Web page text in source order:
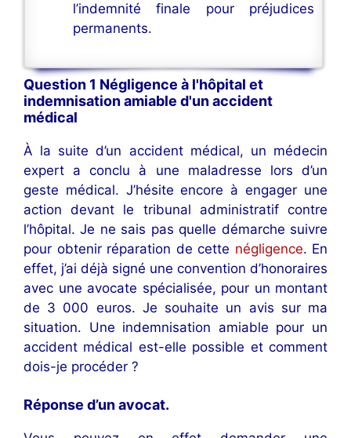
l’indemnité finale pour préjudices
permanents.
Question 1 Négligence à l'hôpital et
indemnisation amiable d'un accident
médical
À la suite d’un accident médical, un médecin
expert a conclu à une maladresse lors d’un
geste médical. J’hésite encore à engager une
action devant le tribunal administratif contre
l’hôpital. Je ne sais pas quelle démarche suivre
pour obtenir réparation de cette négligence. En
effet, j’ai déjà signé une convention d’honoraires
avec une avocate spécialisée, pour un montant
de 3 000 euros. Je souhaite un avis sur ma
situation. Une indemnisation amiable pour un
accident médical est-elle possible et comment
dois-je procéder ?
Réponse d’un avocat.